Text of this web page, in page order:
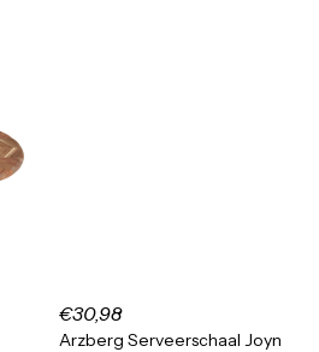
€30,98
Arzberg Serveerschaal Joyn